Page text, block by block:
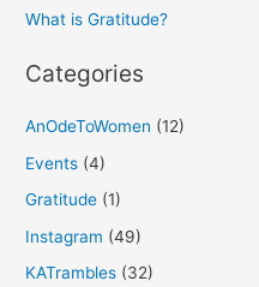
What is Gratitude?
Categories
AnOdeToWomen (12)
Events (4)
Gratitude (1)
Instagram (49)
KATrambles (32)